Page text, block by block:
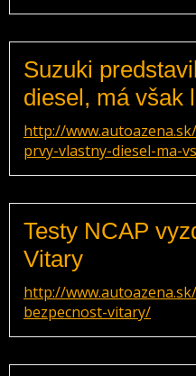
Suzuki
diesel, má však
http://
prvy-vlastny-diesel-ma-
Testy NCAP
Vitary
http://
bezpecnost-vitary/